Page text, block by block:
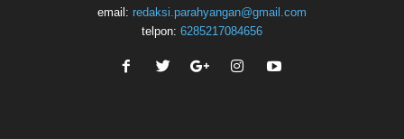
email: redaksi.parahyangan@gmail.com
telpon: 6285217084656